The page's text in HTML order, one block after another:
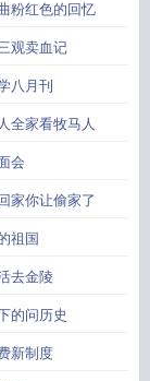
粉红色的回忆
观卖血记
八月刊
全家看牧马人
会
家你让偷家了
祖国
去金陵
的问历史
新制度